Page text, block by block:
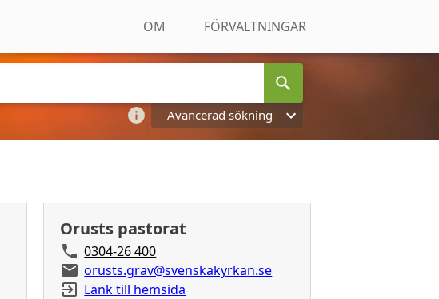
OM FÖRVALTNINGAR
Avancerad sökning
Orusts pastorat
0304-26 400
orusts.grav@svenskakyrkan.se
Länk till hemsida